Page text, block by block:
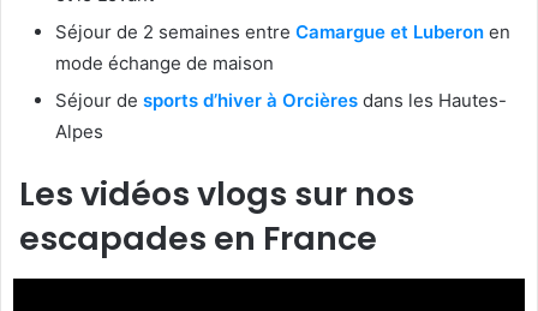
Séjour de 2 semaines entre Camargue et Luberon en
mode échange de maison
Séjour de sports d’hiver à Orcières dans les Hautes-
Alpes
Les vidéos vlogs sur nos
escapades en France